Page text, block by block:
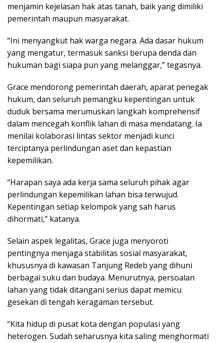
menjamin kejelasan hak atas tanah, baik yang dimiliki
pemerintah maupun masyarakat.
“Ini menyangkut hak warga negara. Ada dasar hukum
yang mengatur, termasuk sanksi berupa denda dan
hukuman bagi siapa pun yang melanggar,” tegasnya.
Grace mendorong pemerintah daerah, aparat penegak
hukum, dan seluruh pemangku kepentingan untuk
duduk bersama merumuskan langkah komprehensif
dalam mencegah konflik lahan di masa mendatang. Ia
menilai kolaborasi lintas sektor menjadi kunci
terciptanya perlindungan aset dan kepastian
kepemilikan.
“Harapan saya ada kerja sama seluruh pihak agar
perlindungan kepemilikan lahan bisa terwujud.
Kepentingan setiap kelompok yang sah harus
dihormati,” katanya.
Selain aspek legalitas, Grace juga menyoroti
pentingnya menjaga stabilitas sosial masyarakat,
khususnya di kawasan Tanjung Redeb yang dihuni
berbagai suku dan budaya. Menurutnya, persoalan
lahan yang tidak ditangani serius dapat memicu
gesekan di tengah keragaman tersebut.
“Kita hidup di pusat kota dengan populasi yang
heterogen. Sudah seharusnya kita saling menghormati